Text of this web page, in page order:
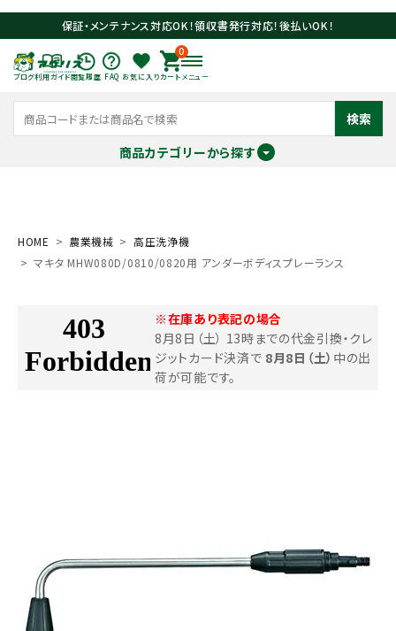
保証・メンテナンス対応OK！領収書発行対応！後払いOK！
ブログ利用ガイド閲覧履歴 FAQ お気に入り
0
カート メニュー
検索
商品カテゴリーから探す
search
農業資材
作業用品
HOME 農業機械
高圧洗浄機
マキタ MHW080D/0810/0820用 アンダーボディスプレーランス
※在庫あり表記の場合
8月8日（土） 13時までの代金引換・クレ
ジットカード決済で 8月8日（土） 中の出
荷が可能です。